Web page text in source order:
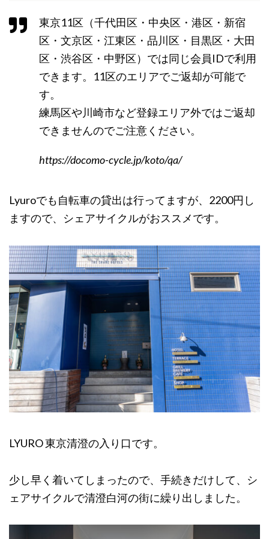
東京11区（千代田区・中央区・港区・新宿
区・文京区・江東区・品川区・目黒区・大田
区・渋谷区・中野区）では同じ会員IDで利用
できます。11区のエリアでご返却が可能で
す。
練馬区や川崎市など登録エリア外ではご返却
できませんのでご注意ください。
https://docomo-cycle.jp/koto/qa/
Lyuroでも自転車の貸出は行ってますが、2200円し
ますので、シェアサイクルがおススメです。
LYURO 東京清澄の入り口です。
少し早く着いてしまったので、手続きだけして、シ
ェアサイクルで清澄白河の街に繰り出しました。